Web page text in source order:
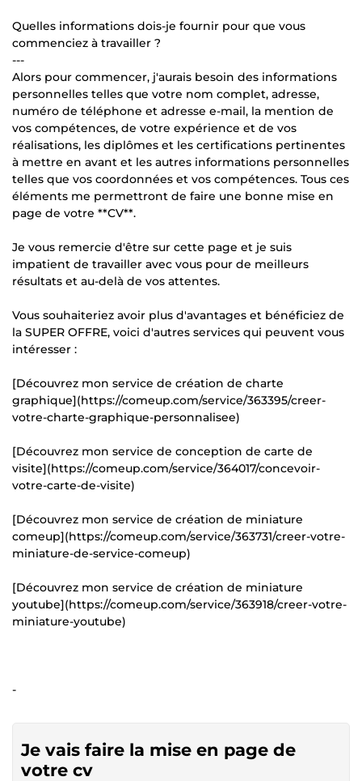
Quelles informations dois-je fournir pour que vous
commenciez à travailler ?
---
Alors pour commencer, j'aurais besoin des informations
personnelles telles que votre nom complet, adresse,
numéro de téléphone et adresse e-mail, la mention de
vos compétences, de votre expérience et de vos
réalisations, les diplômes et les certifications pertinentes
à mettre en avant et les autres informations personnelles
telles que vos coordonnées et vos compétences. Tous ces
éléments me permettront de faire une bonne mise en
page de votre **CV**.
Je vous remercie d'être sur cette page et je suis
impatient de travailler avec vous pour de meilleurs
résultats et au-delà de vos attentes.
Vous souhaiteriez avoir plus d'avantages et bénéficiez de
la SUPER OFFRE, voici d'autres services qui peuvent vous
intéresser :
[Découvrez mon service de création de charte
graphique](https://comeup.com/service/363395/creer-
votre-charte-graphique-personnalisee)
[Découvrez mon service de conception de carte de
visite](https://comeup.com/service/364017/concevoir-
votre-carte-de-visite)
[Découvrez mon service de création de miniature
comeup](https://comeup.com/service/363731/creer-votre-
miniature-de-service-comeup)
[Découvrez mon service de création de miniature
youtube](https://comeup.com/service/363918/creer-votre-
miniature-youtube)
-
Je vais faire la mise en page de
votre cv